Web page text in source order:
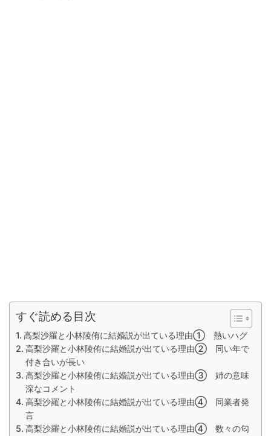
すぐ読める目次
高梨沙羅と小林陵侑に結婚説が出ている理由① 熱いハグ
高梨沙羅と小林陵侑に結婚説が出ている理由② 同い年で
付き合いが長い
高梨沙羅と小林陵侑に結婚説が出ている理由③ 姉の意味
深なコメント
高梨沙羅と小林陵侑に結婚説が出ている理由④ 同業者発
言
高梨沙羅と小林陵侑に結婚説が出ている理由④ 数々の匂